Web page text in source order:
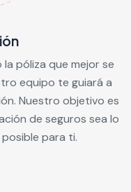
póliza que mejor se
equipo te guiará a
Nuestro objetivo es
de seguros sea lo
para ti.